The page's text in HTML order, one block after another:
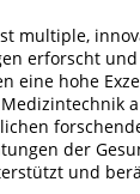
multiple,
erforscht
eine hohe
der
und